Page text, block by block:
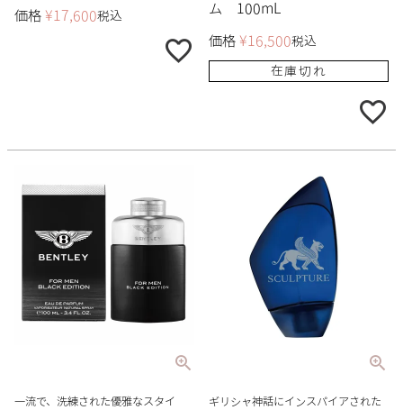
価格 ¥17,600税込
ム 100mL
価格 ¥16,500税込
在庫切れ
一流で、洗練された優雅なスタイ
ギリシャ神話にインスパイアされた